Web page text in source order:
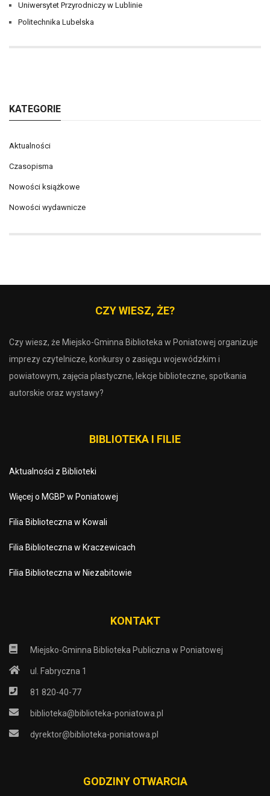
Uniwersytet Przyrodniczy w Lublinie
Politechnika Lubelska
KATEGORIE
Aktualności
Czasopisma
Nowości książkowe
Nowości wydawnicze
CZY WIESZ, ŻE?
Czy wiesz, że Miejsko-Gminna Biblioteka w Poniatowej organizuje
imprezy czytelnicze, konkursy o zasięgu wojewódzkim i
powiatowym, zajęcia plastyczne, lekcje biblioteczne, spotkania
autorskie oraz wystawy?
BIBLIOTEKA I FILIE
Aktualności z Biblioteki
Więcej o MGBP w Poniatowej
Filia Biblioteczna w Kowali
Filia Biblioteczna w Kraczewicach
Filia Biblioteczna w Niezabitowie
KONTAKT
Miejsko-Gminna Biblioteka Publiczna w Poniatowej
ul. Fabryczna 1
81 820-40-77
biblioteka@biblioteka-poniatowa.pl
dyrektor@biblioteka-poniatowa.pl
GODZINY OTWARCIA